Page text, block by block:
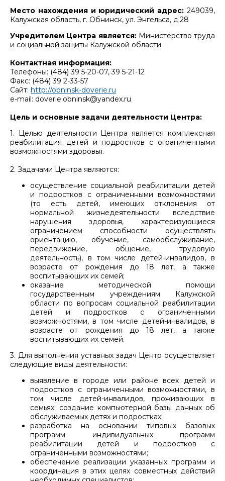
Место нахождения и юридический адрес: 249039,
Калужская область, г. Обнинск, ул. Энгельса, д.28
Учредителем Центра является:Министерство труда
и социальной защиты Калужской области
Контактная информация:
Телефоны: (484) 39 5-20-07, 39 5-21-12
Факс: (484) 39 2-33-57
Сайт: http://obninsk-doverie.ru
e-mail: doverie.obninsk@yandex.ru
Цель и основные задачи деятельности Центра:
1. Целью деятельности Центра является комплексная
реабилитация детей и подростков с ограниченными
возможностями здоровья.
2. Задачами Центра являются:
осуществление социальной реабилитации детей
и подростков с ограниченными возможностями
(то есть детей, имеющих отклонения от
нормальной жизнедеятельности вследствие
нарушения здоровья, характеризующиеся
ограничением способности осуществлять
ориентацию, обучение, самообслуживание,
передвижение, общение, трудовую
деятельность), в том числе детей-инвалидов, в
возрасте от рождения до 18 лет, а также
воспитывающих их семей;
оказание методической помощи
государственным учреждениям Калужской
области по вопросам социальной реабилитации
детей и подростков с ограниченными
возможностями, в том числе детей-инвалидов, в
возрасте от рождения до 18 лет, а также
воспитывающих их семей.
3. Для выполнения уставных задач Центр осуществляет
следующие виды деятельности:
выявление в городе или районе всех детей и
подростков с ограниченными возможностями, в
том числе детей-инвалидов, проживающих в
семьях; создание компьютерной базы данных об
обслуживаемых детях и подростках;
разработка на основании типовых базовых
программ индивидуальных программ
реабилитации детей и подростков с
ограниченными возможностями;
обеспечение реализации указанных программ и
координация в этих целях совместных действий